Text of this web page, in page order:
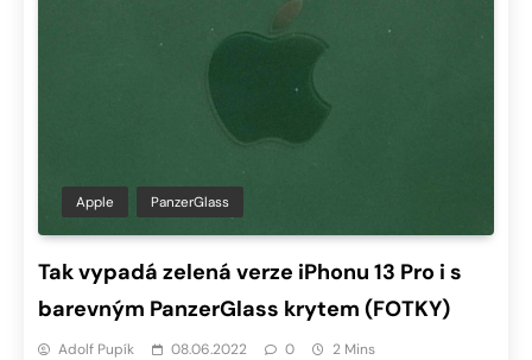
Apple PanzerGlass
Tak vypadá zelená verze iPhonu 13 Pro i s
barevným PanzerGlass krytem (FOTKY)
Adolf Pupík 08.06.2022 0 2 Mins